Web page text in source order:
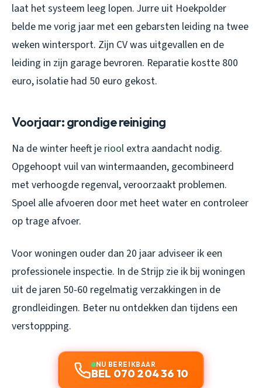
laat het systeem leeg lopen. Jurre uit Hoekpolder
belde me vorig jaar met een gebarsten leiding na twee
weken wintersport. Zijn CV was uitgevallen en de
leiding in zijn garage bevroren. Reparatie kostte 800
euro, isolatie had 50 euro gekost.
Voorjaar: grondige reiniging
Na de winter heeft je riool extra aandacht nodig.
Opgehoopt vuil van wintermaanden, gecombineerd
met verhoogde regenval, veroorzaakt problemen.
Spoel alle afvoeren door met heet water en controleer
op trage afvoer.
Voor woningen ouder dan 20 jaar adviseer ik een
professionele inspectie. In de Strijp zie ik bij woningen
uit de jaren 50-60 regelmatig verzakkingen in de
grondleidingen. Beter nu ontdekken dan tijdens een
verstoppping.
NU BEREIKBAAR
BEL 070 204 36 10